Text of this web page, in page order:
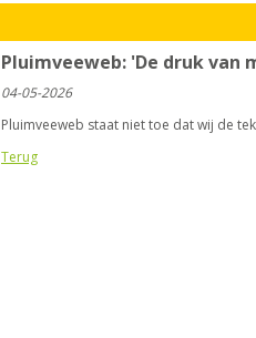
Pluimveeweb: 'De druk van
04-05-2026
Pluimveeweb staat niet toe dat wij de
Terug